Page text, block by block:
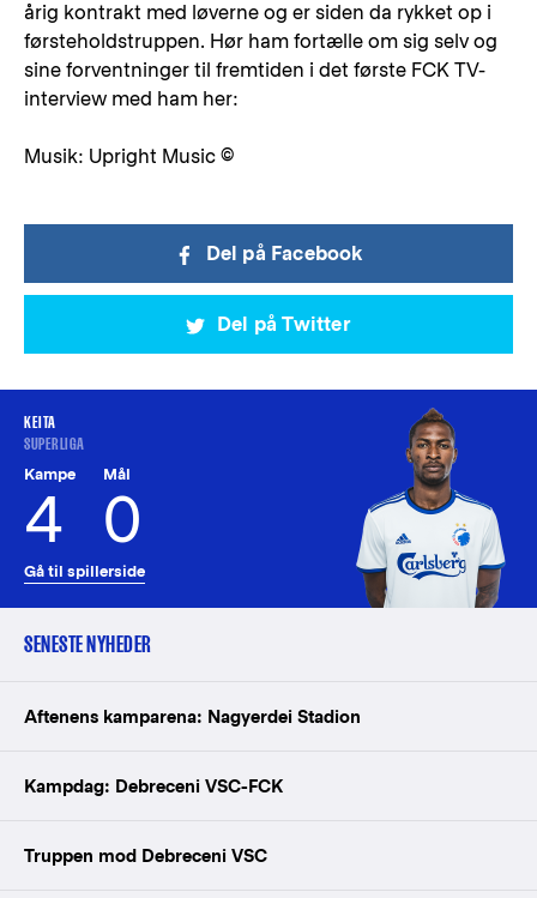
årig kontrakt med løverne og er siden da rykket op i
førsteholdstruppen. Hør ham fortælle om sig selv og
sine forventninger til fremtiden i det første FCK TV-
interview med ham her:
Musik: Upright Music ©
Del på Facebook
Del på Twitter
KEITA
SUPERLIGA
Kampe
4
Mål
0
Gå til spillerside
SENESTE NYHEDER
Aftenens kamparena: Nagyerdei Stadion
Kampdag: Debreceni VSC-FCK
Truppen mod Debreceni VSC